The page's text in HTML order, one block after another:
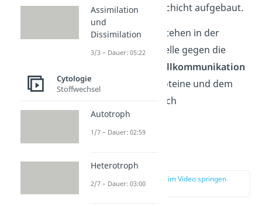
einer Lipiddoppelschicht aufgebaut.
Ihre Aufgaben bestehen in der
Abgrenzungder Zelle gegen die
Zellkommunikation
durch Rezeptorproteine und dem
Stofftransport durch
Membranproteine.
zur Stelle im Video springen
(03:00)
Assimilation
und
Dissimilation
3/3 – Dauer: 05:22
Cytologie
Stoffwechsel
Autotroph
1/7 – Dauer: 02:59
Heterotroph
2/7 – Dauer: 03:00